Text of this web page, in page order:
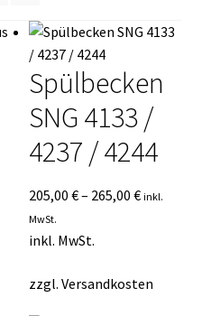
Spülbecken
SNG 4133 /
4237 / 4244
205,00€– 265,00€ inkl.
MwSt.
inkl. MwSt.
zzgl.Versandkosten